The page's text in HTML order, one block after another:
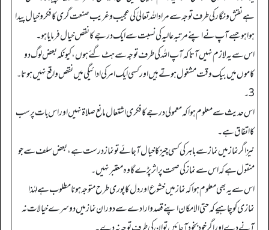
ہے نقش و نگار کی طرف توجہ سے مراد اللہ تعالیٰ کی عجیب و غریب صنعت گری کا فکرو خیال پیدا
ہوا ہو جسے آپ نے اپنے مرتبہ عالیہ کی نسبت سے ایک درجے کا نقص خیال فرمایا ہو۔
اس سے یہ لازم نہیں آتا کہ آپ اللہ کی طرف توجہ سے ہٹ گئے ہوں، کیونکہ بعض لوگ دو
کاموں میں بیک وقت مشغول ہوتے ہیں اور کسی ایک امرکی ادائیگی میں نقص واقع نہیں ہوتا۔
3۔
اس حدیث سے معلوم ہوا کہ معمولی درجے کا فکری اشتعال مانع صلاۃ نہیں اور اس بات پر سب
کا اتفاق ہے۔
نیز اگر نماز میں نماز سے باہر کی کسی چیز کا خیال آجائے تو نماز درست ہے، بعض سلف سے جو
منقول ہے کہ اس سے نماز کی صحت پر اثر پڑے گا وہ معتبرنہیں۔
اس سے یہ بھی معلوم ہوا کہ نماز میں خشوع اور دل کا پوری طرح متوجہ ہونا مطلوب ہے لہٰذا
نمازی کو چاہیے کہ حتی الامکان اپنے قصد وارادے سے دوران نماز میں دوسرے خیالات نہ